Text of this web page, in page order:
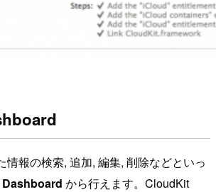
情報の検索, 追加, 編集, 削除などといっ
から行えます。CloudKit